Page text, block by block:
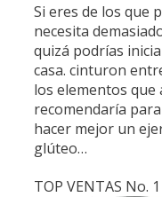
Si eres de los que
necesita
quizá podrías
casa. cinturon
los elementos
recomendaría
hacer mejor un
glúteo…
TOP VENTAS No. 1